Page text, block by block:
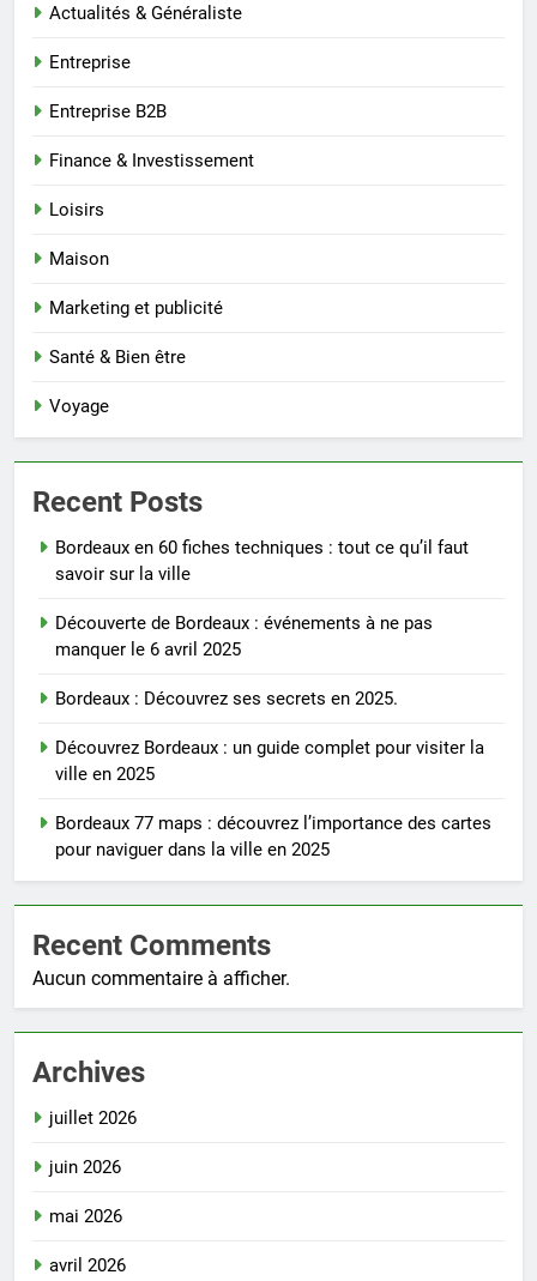
Actualités & Généraliste
Entreprise
Entreprise B2B
Finance & Investissement
Loisirs
Maison
Marketing et publicité
Santé & Bien être
Voyage
Recent Posts
Bordeaux en 60 fiches techniques : tout ce qu’il faut
savoir sur la ville
Découverte de Bordeaux : événements à ne pas
manquer le 6 avril 2025
Bordeaux : Découvrez ses secrets en 2025.
Découvrez Bordeaux : un guide complet pour visiter la
ville en 2025
Bordeaux 77 maps : découvrez l’importance des cartes
pour naviguer dans la ville en 2025
Recent Comments
Aucun commentaire à afficher.
Archives
juillet 2026
juin 2026
mai 2026
avril 2026